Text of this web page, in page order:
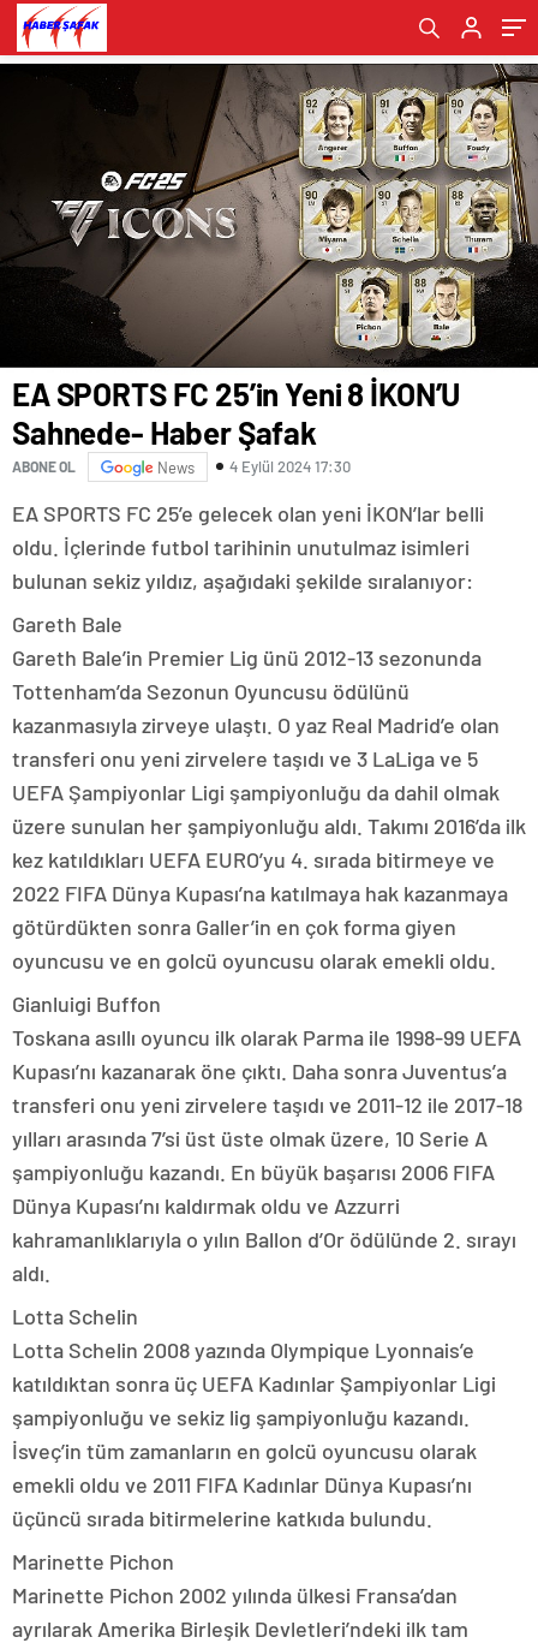
EA SPORTS FC 25’in Yeni 8 İKON’U
Sahnede- Haber Şafak
ABONE OL News 4 Eylül 2024 17:30
EA SPORTS FC 25’e gelecek olan yeni İKON’lar belli
oldu. İçlerinde futbol tarihinin unutulmaz isimleri
bulunan sekiz yıldız, aşağıdaki şekilde sıralanıyor:
Gareth Bale
Gareth Bale’in Premier Lig ünü 2012-13 sezonunda
Tottenham’da Sezonun Oyuncusu ödülünü
kazanmasıyla zirveye ulaştı. O yaz Real Madrid’e olan
transferi onu yeni zirvelere taşıdı ve 3 LaLiga ve 5
UEFA Şampiyonlar Ligi şampiyonluğu da dahil olmak
üzere sunulan her şampiyonluğu aldı. Takımı 2016’da ilk
kez katıldıkları UEFA EURO’yu 4. sırada bitirmeye ve
2022 FIFA Dünya Kupası’na katılmaya hak kazanmaya
götürdükten sonra Galler’in en çok forma giyen
oyuncusu ve en golcü oyuncusu olarak emekli oldu.
Gianluigi Buffon
Toskana asıllı oyuncu ilk olarak Parma ile 1998-99 UEFA
Kupası’nı kazanarak öne çıktı. Daha sonra Juventus’a
transferi onu yeni zirvelere taşıdı ve 2011-12 ile 2017-18
yılları arasında 7’si üst üste olmak üzere, 10 Serie A
şampiyonluğu kazandı. En büyük başarısı 2006 FIFA
Dünya Kupası’nı kaldırmak oldu ve Azzurri
kahramanlıklarıyla o yılın Ballon d’Or ödülünde 2. sırayı
aldı.
Lotta Schelin
Lotta Schelin 2008 yazında Olympique Lyonnais’e
katıldıktan sonra üç UEFA Kadınlar Şampiyonlar Ligi
şampiyonluğu ve sekiz lig şampiyonluğu kazandı.
İsveç’in tüm zamanların en golcü oyuncusu olarak
emekli oldu ve 2011 FIFA Kadınlar Dünya Kupası’nı
üçüncü sırada bitirmelerine katkıda bulundu.
Marinette Pichon
Marinette Pichon 2002 yılında ülkesi Fransa’dan
ayrılarak Amerika Birleşik Devletleri’ndeki ilk tam
yapay zekaya yatırım yapıyor- Haber Şafak
Şafak
Ürünlerini Sergileyecek- Haber Şafak
monitörünü tanıttı- Haber Şafak